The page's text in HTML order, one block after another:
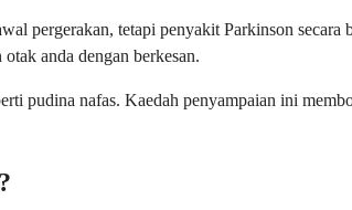
pergerakan, tetapi penyakit Parkinson
anda dengan berkesan.
pudina nafas. Kaedah penyampaian ini